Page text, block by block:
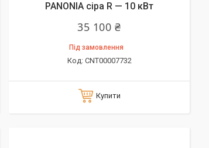
PANONIA сіра R — 10 кВт
35 100 ₴
Під замовлення
CNT00007732
Купити